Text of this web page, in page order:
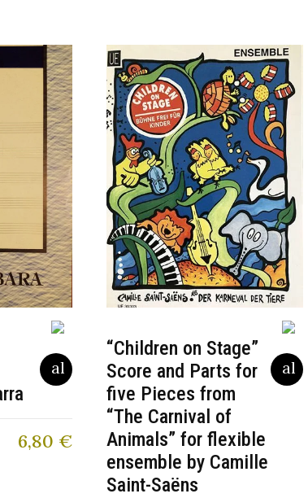
6,80 €
“Children on Stage”
Score and Parts for
five Pieces from
“The Carnival of
Animals” for flexible
ensemble by Camille
Saint-Saëns